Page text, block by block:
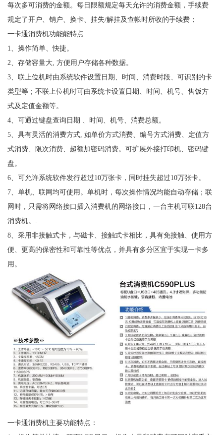
每次多可消费的金额。每日限额规定每天允许的消费金额，手续费
规定了开户、销户、换卡、挂失/解挂及查帐时所收的手续费；
一卡通消费机功能能特点
1、操作简单、快捷。
2、存储容量大, 方便用户存储各种数据。
3、联上位机时由系统软件设置日期、时间、消费时段、可识别的卡
类型等；不联上位机时可由系统卡设置日期、时间、机号、售饭方
式及定值金额等。
4、可通过键盘查询日期 、时间、机号、消费总额。
5、具有灵活的消费方式, 如单价方式消费、编号方式消费、定值方
式消费、限次消费、超额加密码消费。可扩展外接打印机、密码键
盘。
6、可允许系统软件发行超过10万张卡，同时挂失超过10万张卡。
7、单机、联网均可使用。单机时，每次操作情况均能自动存储；联
网时，只需将网络接口插入消费机的网络接口，一台主机可联128台
消费机。.
8、采用非接触式卡，与磁卡、接触式卡相比，具有免接触、使用方
便、更高的保密性和可靠性等优点，并具有多分区宜于实现一卡多
用。
一卡通消费机主要功能特点：